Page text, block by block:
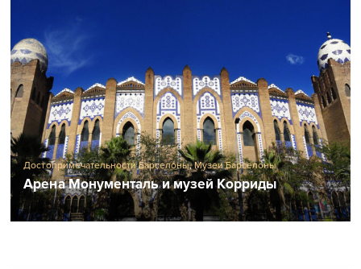
Достопримечательности Барселоны,Музеи Барселоны
Арена Монументаль и музей Корриды